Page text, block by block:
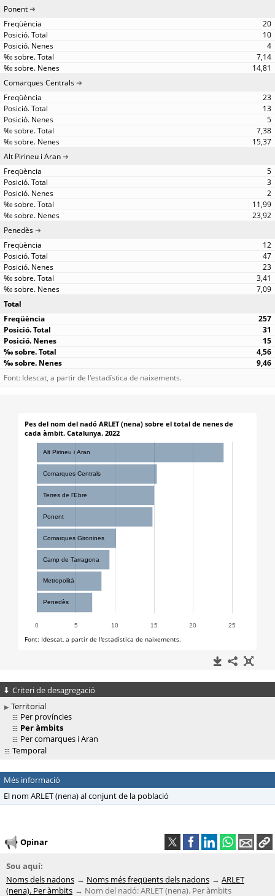
Ponent
20
10
4
7,14
14,81
Comarques Centrals
23
13
5
7,38
15,37
Alt Pirineu i Aran
5
3
2
11,99
23,92
Penedès
12
47
23
3,41
7,09
Total
257
31
15
4,56
9,46
Font: Idescat, a partir de l'estadística de naixements.
Criteri de desagregació
Territorial
Per províncies
Per àmbits
Per comarques i Aran
Temporal
Més informació
El nom ARLET (nena) al conjunt de la població
Opinar
Sou aquí:
Noms dels nadons
Noms més freqüents dels nadons
ARLET
(nena). Per àmbits
Nom del nadó: ARLET (nena). Per àmbits